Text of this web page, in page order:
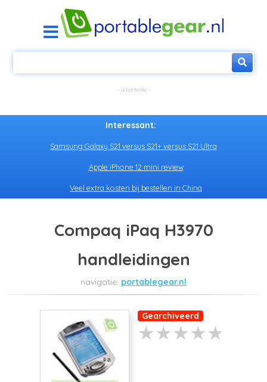
Interessant:
Samsung Galaxy S21 versus S21+ versus S21 Ultra
Apple iPhone 12 mini review
Veel extra kosten bij bestellen in China
Compaq iPaq H3970
handleidingen
portablegear.nl
Gearchiveerd